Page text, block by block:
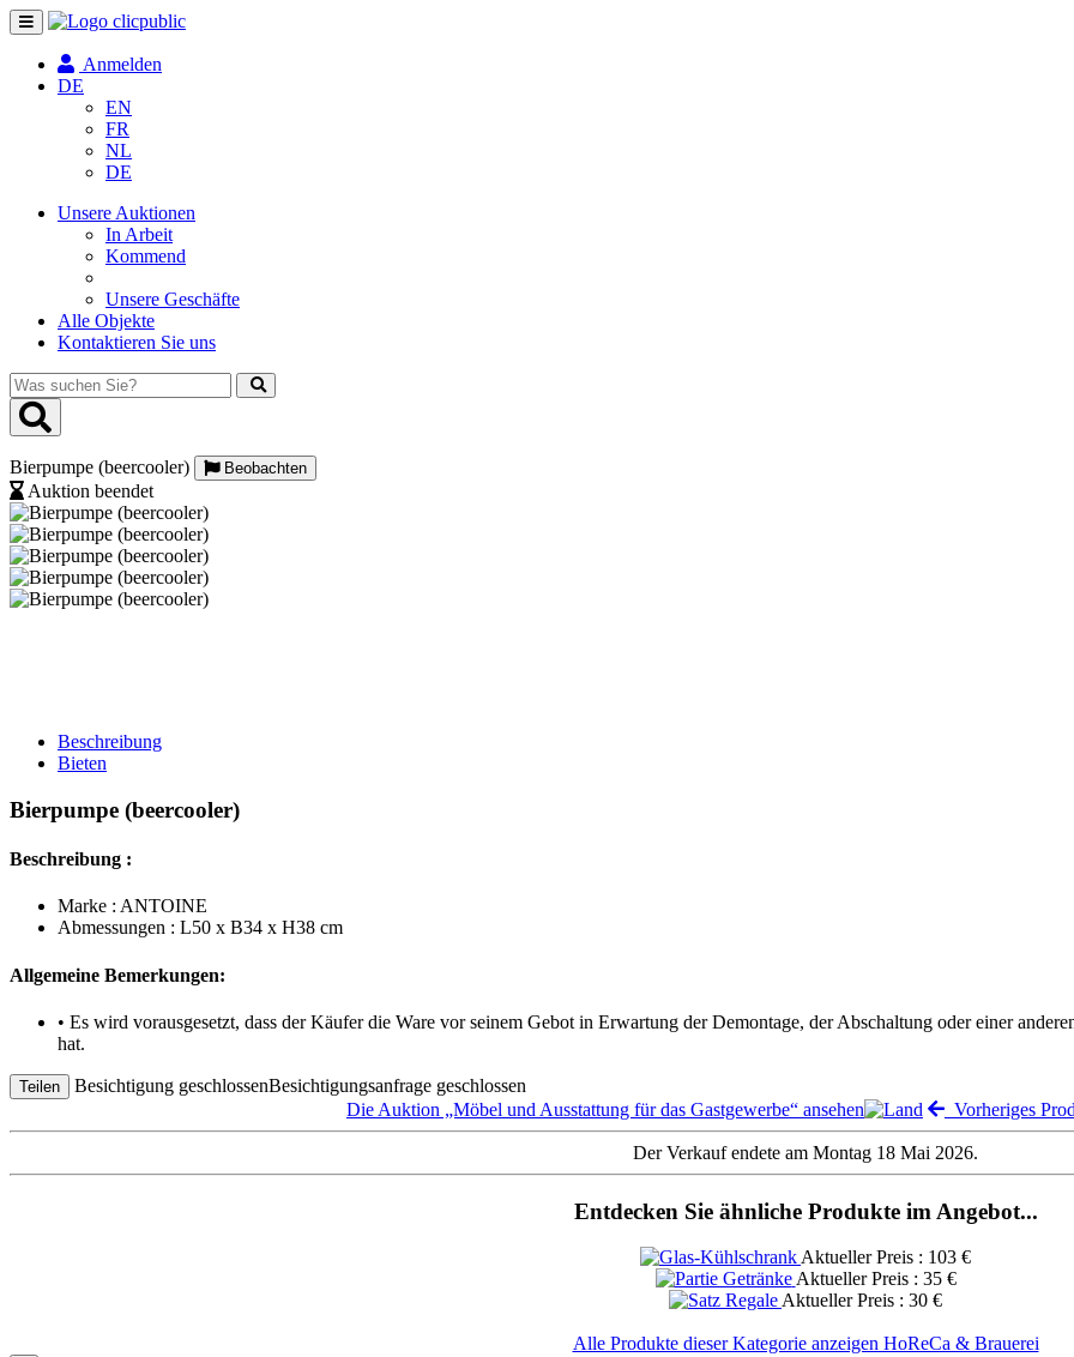
Navigation
umschalten
Anmelden
DE
EN
FR
NL
DE
Unsere Auktionen
In Arbeit
Kommend
Unsere Geschäfte
Alle Objekte
Kontaktieren Sie uns
Was
suchen
Sie?
Bierpumpe (beercooler) Beobachten
Auktion beendet
Beschreibung
Bieten
Bierpumpe (beercooler)
Beschreibung :
Marke : ANTOINE
Abmessungen : L50 x B34 x H38 cm
Allgemeine Bemerkungen:
• Es wird vorausgesetzt, dass der Käufer die Ware vor seinem Gebot in Erwartung der Demontage, der Abschaltung oder einer
hat.
Teilen Besichtigung geschlossenBesichtigungsanfrage geschlossen
Die Auktion „Möbel und Ausstattung für das Gastgewerbe“ ansehen
Vorheriges
Der Verkauf endete am Montag 18 Mai 2026.
Entdecken Sie ähnliche Produkte im Angebot...
Aktueller Preis : 103 €
Aktueller Preis : 35 €
Aktueller Preis : 30 €
Alle Produkte dieser Kategorie anzeigen HoReCa & Brauerei